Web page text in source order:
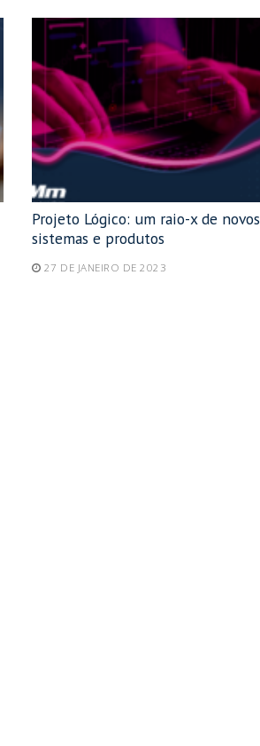
Projeto Lógico: um raio-x de novos
sistemas e produtos
27 DE JANEIRO DE 2023